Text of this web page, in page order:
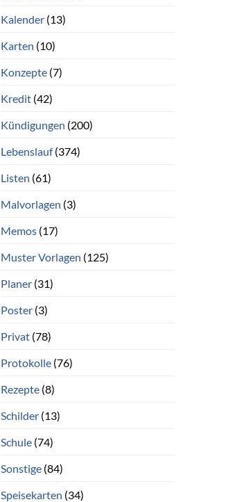
Kalender(13)
Karten (10)
Konzepte(7)
Kredit(42)
Kündigungen (200)
Lebenslauf(374)
Listen (61)
Malvorlagen (3)
Memos(17)
Muster Vorlagen (125)
Planer(31)
Poster(3)
Privat(78)
Protokolle(76)
Rezepte(8)
Schilder(13)
Schule(74)
Sonstige(84)
Speisekarten (34)